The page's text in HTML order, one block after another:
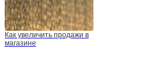
Как увеличить продажи в
магазине